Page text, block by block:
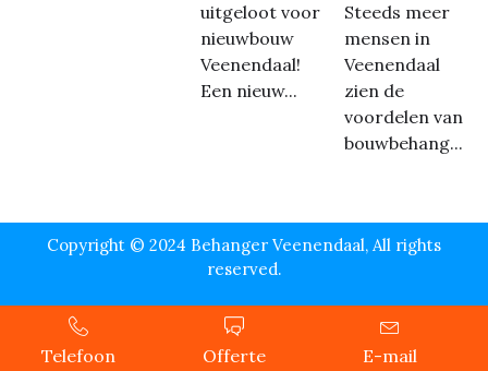
uitgeloot voor
nieuwbouw
Veenendaal!
Een nieuw...
Steeds meer
mensen in
Veenendaal
zien de
voordelen van
bouwbehang...
Copyright © 2024 Behanger Veenendaal, All rights
reserved.
Telefoon Offerte E-mail